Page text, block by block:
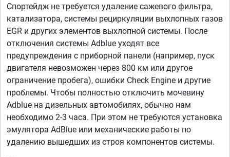
Спортейдж не требуется удаление сажевого фильтра,
катализатора, системы рециркуляции выхлопных газов
EGR и других элементов выхлопной системы. После
отключения системы Adblue уходят все
предупреждения с приборной панели (например, пуск
двигателя невозможен через 800 км или другое
ограничение пробега), ошибки Check Engine и другие
проблемы. Чтобы полностью отключить мочевину
Adblue на дизельных автомобилях, обычно нам
необходимо 2-3 часа. При этом не требуются установка
эмулятора AdBlue или механические работы по
удалению вышедших из строя компонентов системы.